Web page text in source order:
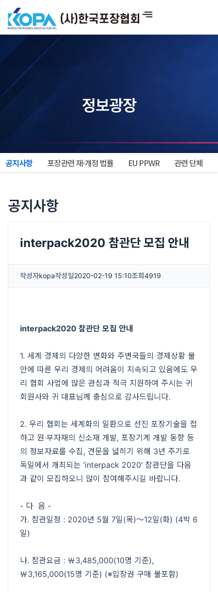
너
정보광장
공지사항 포장관련 재·개정 법률 EU PPWR 관련 단체
공지사항
interpack2020 참관단 모집 안내
작성자kopa작성일2020-02-19 15:10조회 4919
interpack2020 참관단 모집 안내
1. 세계 경제의 다양한 변화와 주변국들의 경제상황 불
안에 따른 우리 경제의 어려움이 지속되고 있음에도 우
리 협회 사업에 많은 관심과 적극 지원하여 주시는 귀
회원사와 귀 대표님께 충심으로 감사드립니다.
2. 우리 협회는 세계화의 일환으로 선진 포장기술을 접
하고 원·부자재의 신소재 개발, 포장기계 개발 동향 등
의 정보자료를 수집, 견문을 넓히기 위해 3년 주기로
독일에서 개최되는 ‘interpack 2020’ 참관단을 다음
과 같이 모집하오니 많이 참여해주시길 바랍니다.
- 다 음 -
가. 참관일정 : 2020년 5월 7일(목)～12일(화) (4박 6
일)
나. 참관요금 : ￦3,485,000(10명 기준),
￦3,165,000(15명 기준) (※입장권 구매 불포함)